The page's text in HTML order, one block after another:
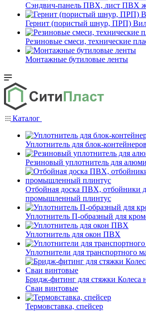
Сэндвич-панель ПВХ, лист ПВХ
Гернит (пористый шнур, ПРП)
Резиновые смеси, технические
Монтажные бутиловые ленты
Каталог
Уплотнитель для блок-
Резиновый уплотнитель для
Отбойная доска ПВХ, отбойники
промышленный плинтус
Уплотнитель П-образный для
Уплотнитель для окон ПВХ
Уплотнители для транспортного
Бридж-фитинг для стяжки Колеса
Сваи винтовые
Термовставка, спейсер